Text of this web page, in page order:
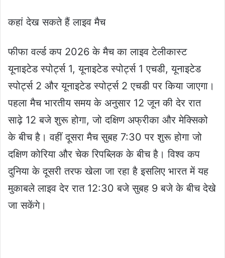
कहां देख सकते हैं लाइव मैच
फीफा वर्ल्ड कप 2026 के मैच का लाइव टेलीकास्ट
यूनाइटेड स्पोर्ट्स 1, यूनाइटेड स्पोर्ट्स 1 एचडी, यूनाइटेड
स्पोर्ट्स 2 और यूनाइटेड स्पोर्ट्स 2 एचडी पर किया जाएगा।
पहला मैच भारतीय समय के अनुसार 12 जून की देर रात
साढ़े 12 बजे शुरू होगा, जो दक्षिण अफ्रीका और मेक्सिको
के बीच है। वहीं दूसरा मैच सुबह 7:30 पर शुरू होगा जो
दक्षिण कोरिया और चेक रिपब्लिक के बीच है। विश्व कप
दुनिया के दूसरी तरफ खेला जा रहा है इसलिए भारत में यह
मुकाबले लाइव देर रात 12:30 बजे सुबह 9 बजे के बीच देखे
जा सकेंगे।